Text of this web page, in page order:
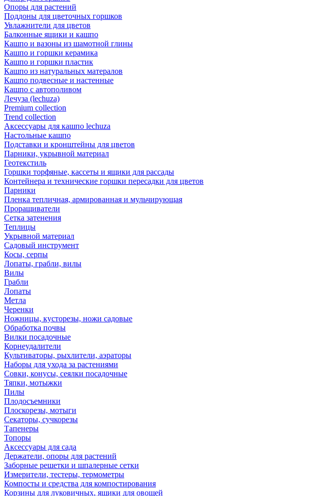
Опоры для растений
Поддоны для цветочных горшков
Увлажнители для цветов
Балконные ящики и кашпо
Кашпо и вазоны из шамотной глины
Кашпо и горшки керамика
Кашпо и горшки пластик
Кашпо из натуральных матералов
Кашпо подвесные и настенные
Кашпо с автополивом
Лечуза (lechuza)
Premium collection
Trend collection
Аксессуары для кашпо lechuza
Настольные кашпо
Подставки и кронштейны для цветов
Парники, укрывной материал
Геотекстиль
Горшки торфяные, кассеты и ящики для рассады
Контейнера и технические горшки пересадки для цветов
Парники
Пленка тепличная, армированная и мульчирующая
Проращиватели
Сетка затенения
Теплицы
Укрывной материал
Садовый инструмент
Косы, серпы
Лопаты, грабли, вилы
Вилы
Грабли
Лопаты
Метла
Черенки
Ножницы, кусторезы, ножи садовые
Обработка почвы
Вилки посадочные
Корнеудалители
Культиваторы, рыхлители, аэраторы
Наборы для ухода за растениями
Совки, конусы, сеялки посадочные
Тяпки, мотыжки
Пилы
Плодосъемники
Плоскорезы, мотыги
Секаторы, сучкорезы
Тапенеры
Топоры
Аксессуары для сада
Держатели, опоры для растений
Заборные решетки и шпалерные сетки
Измерители, тестеры, термометры
Компосты и средства для компостирования
Корзины для луковичных, ящики для овощей